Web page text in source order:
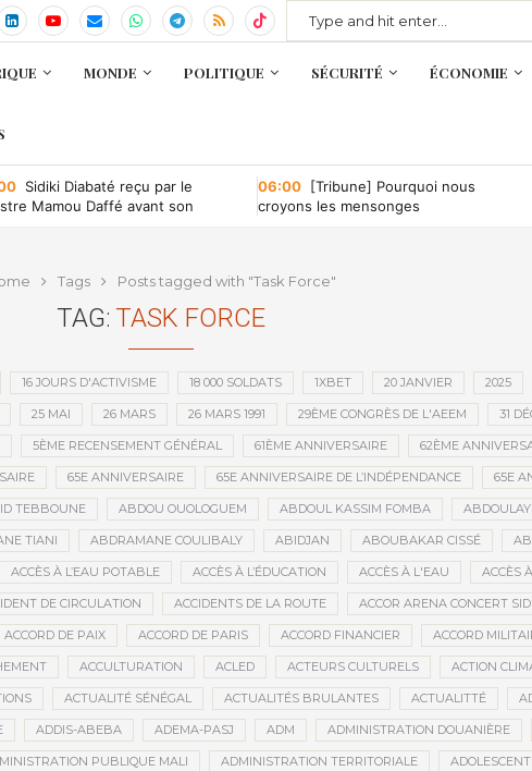
MONDE POLITIQUE SÉCURITÉ ÉCONOMIE
Sidiki Diabaté reçu par le
Mamou Daffé avant son
06:00 [Tribune] Pourquoi nous
croyons les mensonges
Tags Posts tagged with "Task Force"
TAG: TASK FORCE
16 JOURS D'ACTIVISME 18 000 SOLDATS 1XBET 20 JANVIER 2025
25 MAI 26 MARS 26 MARS 1991 29ÈME CONGRÈS DE L'AEEM 31
5ÈME RECENSEMENT GÉNÉRAL 61ÈME ANNIVERSAIRE 62ÈME
65E ANNIVERSAIRE 65E ANNIVERSAIRE DE L’INDÉPENDANCE 65E
TEBBOUNE ABDOU OUOLOGUEM ABDOUL KASSIM FOMBA
TIANI ABDRAMANE COULIBALY ABIDJAN ABOUBAKAR CISSÉ
ACCÈS À L’EAU POTABLE ACCÈS À L’ÉDUCATION ACCÈS À L'EAU ACCÈS
DE CIRCULATION ACCIDENTS DE LA ROUTE ACCOR ARENA CONCERT
ACCORD DE PAIX ACCORD DE PARIS ACCORD FINANCIER ACCORD
ACCULTURATION ACLED ACTEURS CULTURELS ACTION
ACTUALITÉ SÉNÉGAL ACTUALITÉS BRULANTES ACTUALITTÉ
ADDIS-ABEBA ADEMA-PASJ ADM ADMINISTRATION DOUANIÈRE
PUBLIQUE MALI ADMINISTRATION TERRITORIALE